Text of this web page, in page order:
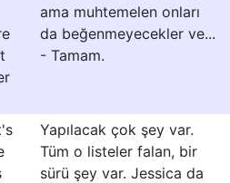
ama muhtemelen onları
da beğenmeyecekler ve...
- Tamam.
Yapılacak çok şey var.
Tüm o listeler falan, bir
sürü şey var. Jessica da